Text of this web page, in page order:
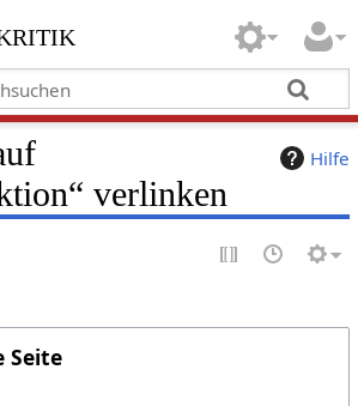
Hilfe
verlinken
Seite